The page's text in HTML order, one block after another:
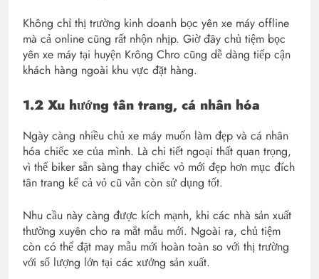
Không chỉ thị trường kinh doanh bọc yên xe máy offline
mà cả online cũng rất nhộn nhịp. Giờ đây chủ tiệm bọc
yên xe máy tại huyện Krông Chro cũng dễ dàng tiếp cận
khách hàng ngoài khu vực đặt hàng.
1.2 Xu hướng tân trang, cá nhân hóa
Ngày càng nhiều chủ xe máy muốn làm đẹp và cá nhân
hóa chiếc xe của mình. Là chi tiết ngoại thất quan trọng,
vì thế biker sẵn sàng thay chiếc vỏ mới đẹp hơn mục đích
tân trang kể cả vỏ cũ vẫn còn sử dụng tốt.
Nhu cầu này càng được kích mạnh, khi các nhà sản xuất
thường xuyên cho ra mắt mẫu mới. Ngoài ra, chủ tiệm
còn có thể đặt may mẫu mới hoàn toàn so với thị trường
với số lượng lớn tại các xưởng sản xuất.